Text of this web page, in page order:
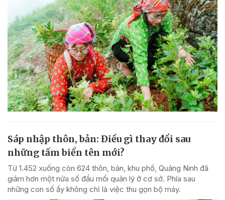
Sáp nhập thôn, bản: Điều gì thay đổi sau
những tấm biển tên mới?
Từ 1.452 xuống còn 624 thôn, bản, khu phố, Quảng Ninh đã
giảm hơn một nửa số đầu mối quản lý ở cơ sở. Phía sau
những con số ấy không chỉ là việc thu gọn bộ máy.